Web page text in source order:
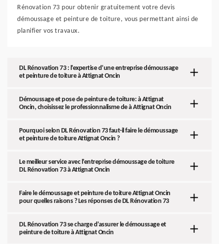
Rénovation 73 pour obtenir gratuitement votre devis
démoussage et peinture de toiture, vous permettant ainsi de
planifier vos travaux.
DL Rénovation 73 : l’expertise d’une entreprise démoussage
et peinture de toiture à Attignat Oncin
Démoussage et pose de peinture de toiture: à Attignat
Oncin, choisissez le professionnalisme de à Attignat Oncin
Pourquoi selon DL Rénovation 73 faut-il faire le démoussage
et peinture de toiture Attignat Oncin ?
Le meilleur service avec l’entreprise démoussage de toiture
DL Rénovation 73 à Attignat Oncin
Faire le démoussage et peinture de toiture Attignat Oncin
pour quelles raisons ? Les réponses de DL Rénovation 73
DL Rénovation 73 se charge d’assurer le démoussage et
peinture de toiture à Attignat Oncin